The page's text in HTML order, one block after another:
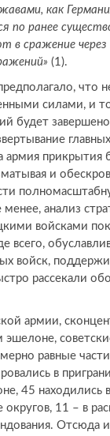
как
по ранее
в сражение через
(1).
что
силами, и
будет завершено
армия прикрытия
и
анализ
войсками
всего,
войск,
рассекали
армии,
эшелоне,
равные
в
45 находились
округов, 11 – в
Отсюда